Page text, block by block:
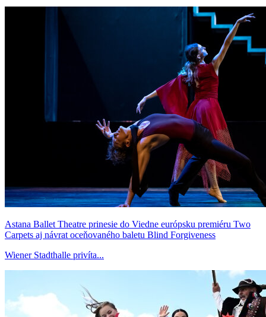
Astana Ballet Theatre prinesie do Viedne európsku premiéru Two
Carpets aj návrat oceňovaného baletu Blind Forgiveness
Wiener Stadthalle privíta...